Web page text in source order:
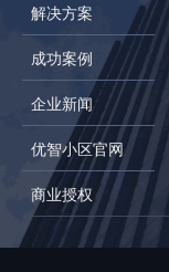
解决方案
成功案例
企业新闻
优智小区官网
商业授权